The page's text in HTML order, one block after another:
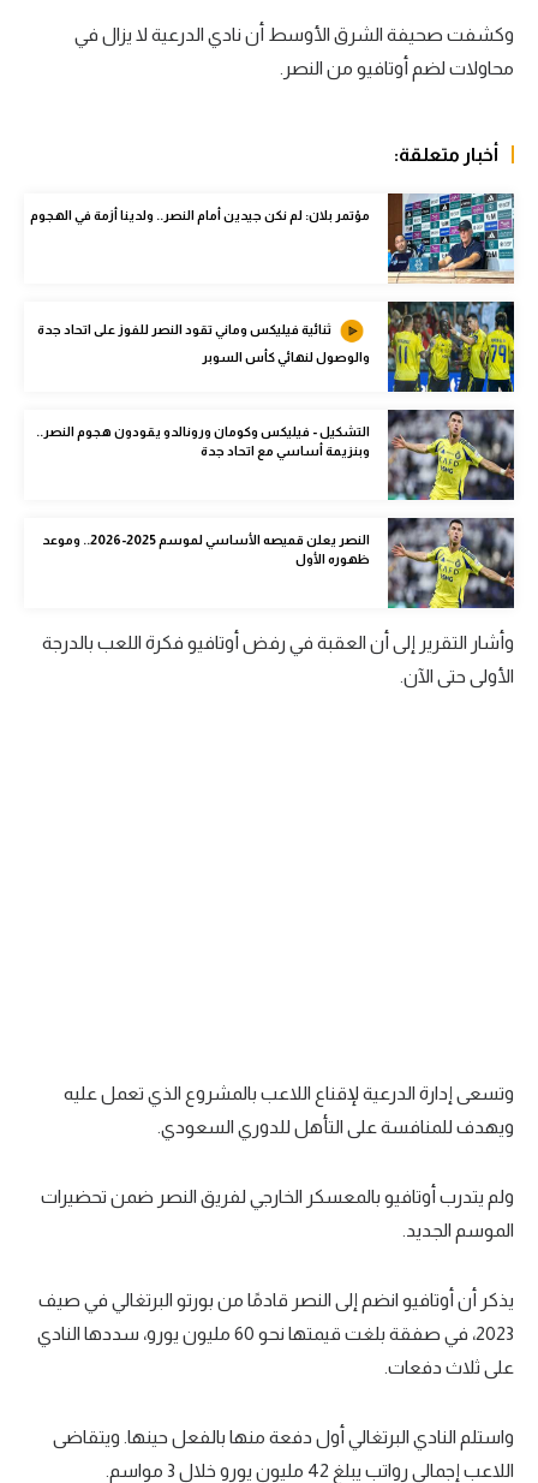
كرة السلة الأمريكية
الوطن العربي
في المونديال
رياضة نسائية
آسيا
أمريكا
ركن الألعاب
أقسام خاصة
Gamers
ميركاتو
تحقيق في الجول
وكشفت صحيفة الشرق الأوسط أن نادي الدرعية لا يزال في
محاولات لضم أوتافيو من النصر.
أخبار متعلقة:
مؤتمر بلان: لم نكن جيدين أمام النصر.. ولدينا أزمة في الهجوم
ثنائية فيليكس وماني تقود النصر للفوز على اتحاد جدة
والوصول لنهائي كأس السوبر
التشكيل - فيليكس وكومان ورونالدو يقودون هجوم النصر..
وبنزيمة أساسي مع اتحاد جدة
النصر يعلن قميصه الأساسي لموسم 2025-2026.. وموعد
ظهوره الأول
وأشار التقرير إلى أن العقبة في رفض أوتافيو فكرة اللعب بالدرجة
الأولى حتى الآن.
وتسعى إدارة الدرعية لإقناع اللاعب بالمشروع الذي تعمل عليه
ويهدف للمنافسة على التأهل للدوري السعودي.
ولم يتدرب أوتافيو بالمعسكر الخارجي لفريق النصر ضمن تحضيرات
الموسم الجديد.
يذكر أن أوتافيو انضم إلى النصر قادمًا من بورتو البرتغالي في صيف
2023، في صفقة بلغت قيمتها نحو 60 مليون يورو، سددها النادي
على ثلاث دفعات.
واستلم النادي البرتغالي أول دفعة منها بالفعل حينها. ويتقاضى
اللاعب إجمالي رواتب يبلغ 42 مليون يورو خلال 3 مواسم.